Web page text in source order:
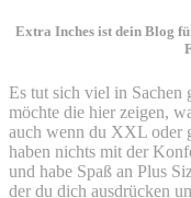
Extra Inches ist dein Blog
Es tut sich viel in
möchte die hier zeigen,
auch wenn du XXL oder
haben nichts mit der
und habe Spaß an Plus
der du dich ausdrücken